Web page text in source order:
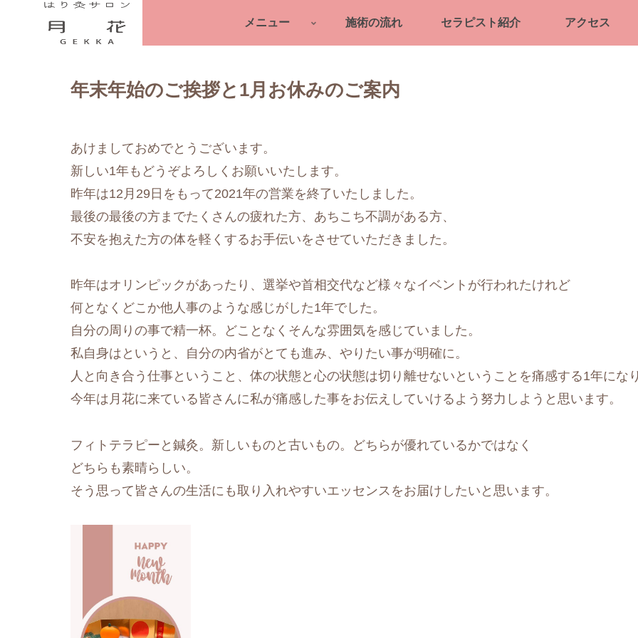
メニュー 施術の流れ セラピスト紹介 アクセス
年末年始のご挨拶と1月お休みのご案内
あけましておめでとうございます。
新しい1年もどうぞよろしくお願いいたします。
昨年は12月29日をもって2021年の営業を終了いたしました。
最後の最後の方までたくさんの疲れた方、あちこち不調がある方、
不安を抱えた方の体を軽くするお手伝いをさせていただきました。
昨年はオリンピックがあったり、選挙や首相交代など様々なイベントが行われたけれど
何となくどこか他人事のような感じがした1年でした。
自分の周りの事で精一杯。どことなくそんな雰囲気を感じていました。
私自身はというと、自分の内省がとても進み、やりたい事が明確に。
人と向き合う仕事ということ、体の状態と心の状態は切り離せないということを痛感する1年にな
今年は月花に来ている皆さんに私が痛感した事をお伝えしていけるよう努力しようと思います。
フィトテラピーと鍼灸。新しいものと古いもの。どちらが優れているかではなく
どちらも素晴らしい。
そう思って皆さんの生活にも取り入れやすいエッセンスをお届けしたいと思います。